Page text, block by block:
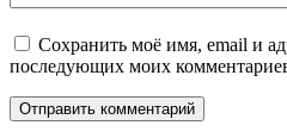
Сохранить моё имя, email и
последующих моих